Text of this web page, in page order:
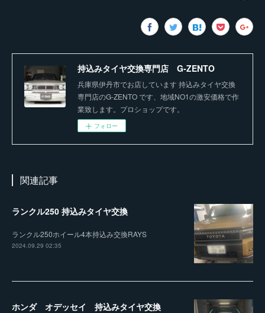
持込みタイヤ交換専門店 G-ZENTO
兵庫県伊丹市でお店しています 持込みタイヤ交換
専門店のG-ZENTO です、地域NO1の激安価格で作
業致します。プロショップです。
フォロー
関連記事
ランクル250 持込みタイヤ交換
ランクル250ホイール4本持込み交換RAYS
2024.09.29 02:35
ホンダ オデッセイ 持込みタイヤ交換